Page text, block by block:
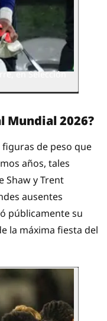
en Selección
Mundial 2026?
de peso que
años, tales
Shaw y Trent
ausentes
públicamente su
la máxima fiesta del